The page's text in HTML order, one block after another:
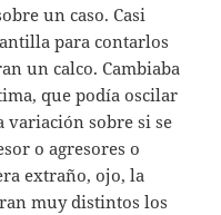
un caso. Casi
para contarlos
un calco. Cambiaba
que podía oscilar
variación sobre si se
o agresores o
extraño, ojo, la
muy distintos los